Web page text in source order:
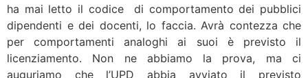
ha mai letto il codice di comportamento dei pubblici
dipendenti e dei docenti, lo faccia. Avrà contezza che
per comportamenti analoghi ai suoi è previsto il
licenziamento. Non ne abbiamo la prova, ma ci
auguriamo che l’UPD abbia avviato il previsto